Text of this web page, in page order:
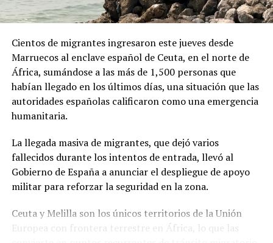
La normativa deberá ahora pasar por la revisión del
su continuidad.
Cientos de migrantes ingresaron este jueves desde
Marruecos al enclave español de Ceuta, en el norte de
África, sumándose a las más de 1,500 personas que
habían llegado en los últimos días, una situación que las
autoridades españolas calificaron como una emergencia
humanitaria.
La llegada masiva de migrantes, que dejó varios
fallecidos durante los intentos de entrada, llevó al
Gobierno de España a anunciar el despliegue de apoyo
militar para reforzar la seguridad en la zona.
Ceuta y Melilla son los únicos territorios de la Unión
Europea con frontera terrestre en África, lo que las